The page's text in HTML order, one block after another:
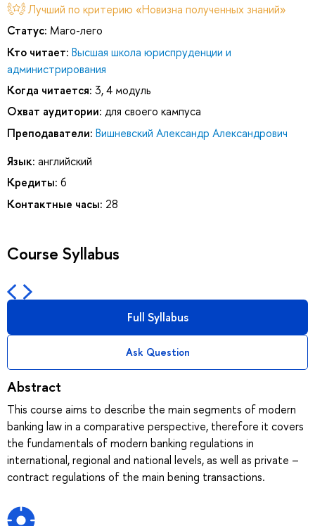
Лучший по критерию «Новизна полученных знаний»
Статус: Маго-лего
Кто читает: Высшая школа юриспруденции и
администрирования
Когда читается: 3, 4 модуль
Охват аудитории: для своего кампуса
Преподаватели: Вишневский Александр Александрович
Язык: английский
Кредиты: 6
Контактные часы: 28
Course Syllabus
Full Syllabus
Ask Question
Abstract
This course aims to describe the main segments of modern
banking law in a comparative perspective, therefore it covers
the fundamentals of modern banking regulations in
international, regional and national levels, as well as private –
contract regulations of the main bening transactions.